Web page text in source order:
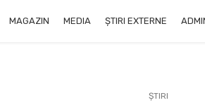
MAGAZIN MEDIA ȘTIRI EXTERNE
ȘTIRI